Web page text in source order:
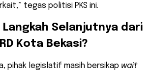
tegas politisi PKS ini.
Langkah Selanjutnya dari
Kota Bekasi?
pihak legislatif masih bersikap wait